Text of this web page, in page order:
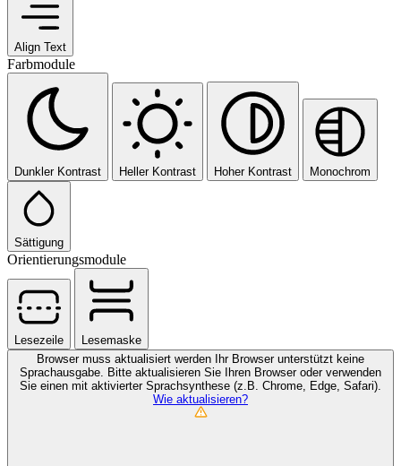
Align Text
Farbmodule
Dunkler Kontrast Heller Kontrast Hoher Kontrast Monochrom
Sättigung
Orientierungsmodule
Lesezeile
Lesemaske
Browser muss aktualisiert werden Ihr Browser unterstützt keine
Sprachausgabe. Bitte aktualisieren Sie Ihren Browser oder verwenden
Sie einen mit aktivierter Sprachsynthese (z.B. Chrome, Edge, Safari).
Wie aktualisieren?